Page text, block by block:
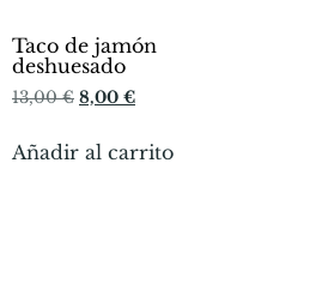
Taco de jamón
deshuesado
13,00€ 8,00 €
Añadir al carrito